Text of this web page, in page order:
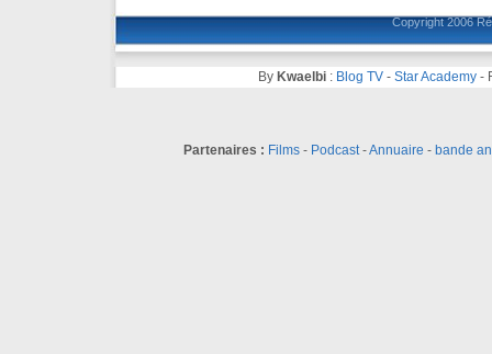
Copyright 2006
By Kwaelbi: Blog TV- Star Academy-
Partenaires : Films- Podcast-Annuaire - bande